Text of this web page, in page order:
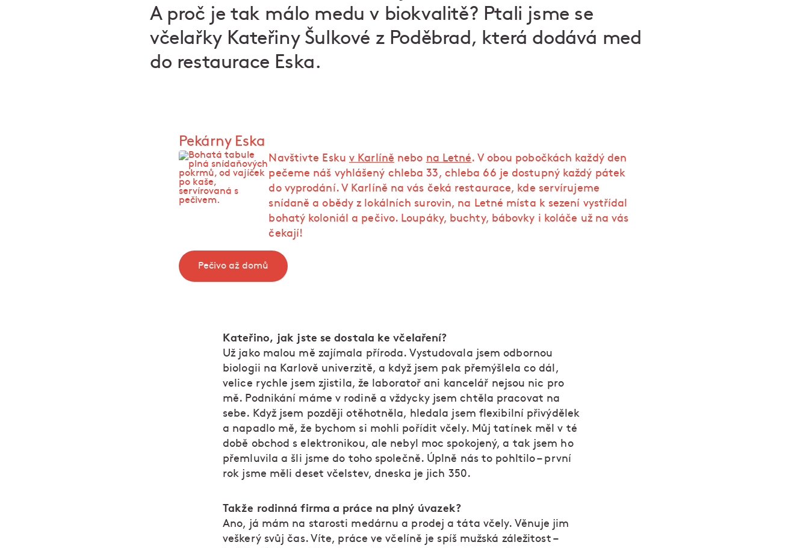
A proč je tak málo medu v biokvalitě? Ptali jsme se
včelařky Kateřiny Šulkové z Poděbrad, která dodává med
do restaurace Eska.
Pekárny Eska
Navštivte Esku v Karlíně nebo na Letné. V obou pobočkách každý den
pečeme náš vyhlášený chleba 33, chleba 66 je dostupný každý pátek
do vyprodání. V Karlíně na vás čeká restaurace, kde servírujeme
snídaně a obědy z lokálních surovin, na Letné místa k sezení vystřídal
bohatý koloniál a pečivo. Loupáky, buchty, bábovky i koláče už na vás
čekají!
Pečivo až domů
Kateřino, jak jste se dostala ke včelaření?
Už jako malou mě zajímala příroda. Vystudovala jsem odbornou
biologii na Karlově univerzitě, a když jsem pak přemýšlela co dál,
velice rychle jsem zjistila, že laboratoř ani kancelář nejsou nic pro
mě. Podnikání máme v rodině a vždycky jsem chtěla pracovat na
sebe. Když jsem později otěhotněla, hledala jsem flexibilní přivýdělek
a napadlo mě, že bychom si mohli pořídit včely. Můj tatínek měl v té
době obchod s elektronikou, ale nebyl moc spokojený, a tak jsem ho
přemluvila a šli jsme do toho společně. Úplně nás to pohltilo – první
rok jsme měli deset včelstev, dneska je jich 350.
Takže rodinná firma a práce na plný úvazek?
Ano, já mám na starosti medárnu a prodej a táta včely. Věnuje jim
veškerý svůj čas. Víte, práce ve včelíně je spíš mužská záležitost –